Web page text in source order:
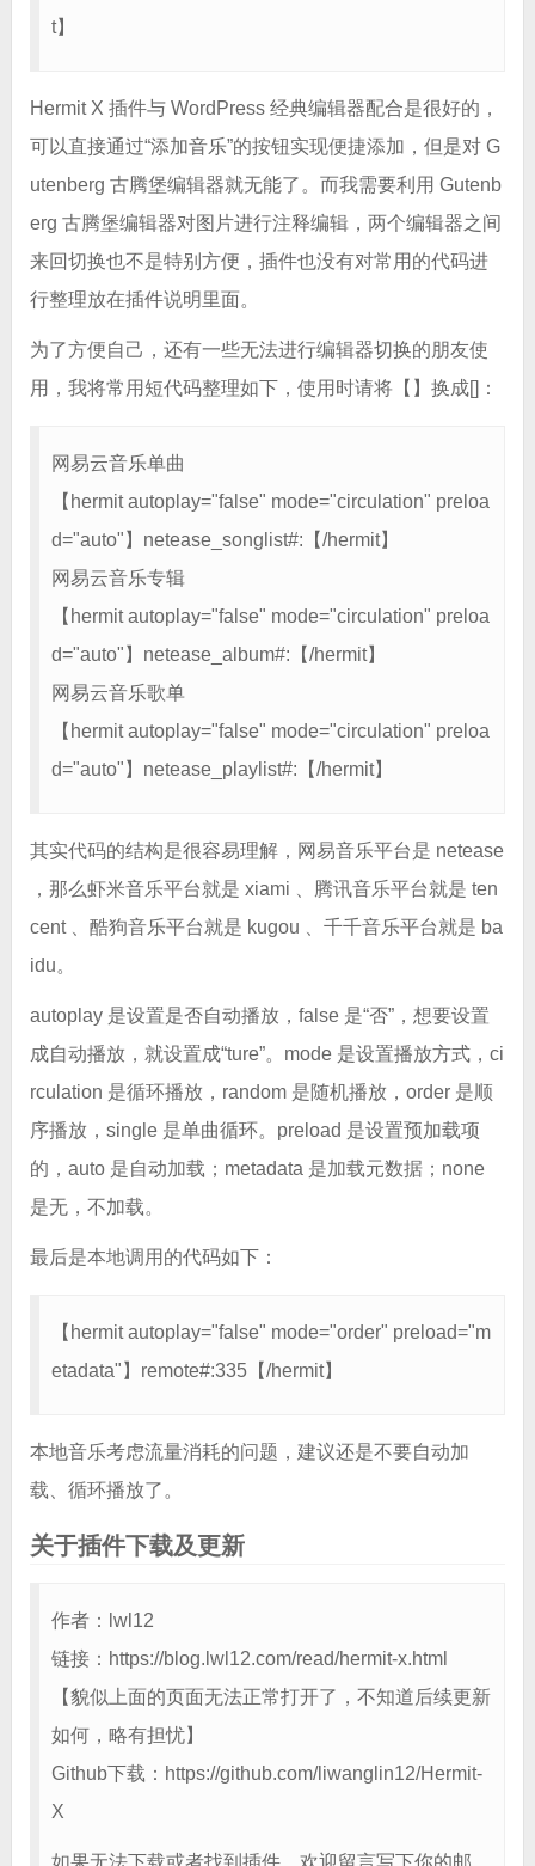
t】
Hermit X 插件与 WordPress 经典编辑器配合是很好的，
可以直接通过“添加音乐”的按钮实现便捷添加，但是对 G
utenberg 古腾堡编辑器就无能了。而我需要利用 Gutenb
erg 古腾堡编辑器对图片进行注释编辑，两个编辑器之间
来回切换也不是特别方便，插件也没有对常用的代码进
行整理放在插件说明里面。
为了方便自己，还有一些无法进行编辑器切换的朋友使
用，我将常用短代码整理如下，使用时请将【】换成[]：
网易云音乐单曲
【hermit autoplay="false" mode="circulation" preloa
d="auto"】netease_songlist#:【/hermit】
网易云音乐专辑
【hermit autoplay="false" mode="circulation" preloa
d="auto"】netease_album#:【/hermit】
网易云音乐歌单
【hermit autoplay="false" mode="circulation" preloa
d="auto"】netease_playlist#:【/hermit】
其实代码的结构是很容易理解，网易音乐平台是 netease
，那么虾米音乐平台就是 xiami 、腾讯音乐平台就是 ten
cent 、酷狗音乐平台就是 kugou 、千千音乐平台就是 ba
idu。
autoplay 是设置是否自动播放，false 是“否”，想要设置
成自动播放，就设置成“ture”。mode 是设置播放方式，ci
rculation 是循环播放，random 是随机播放，order 是顺
序播放，single 是单曲循环。preload 是设置预加载项
的，auto 是自动加载；metadata 是加载元数据；none
是无，不加载。
最后是本地调用的代码如下：
【hermit autoplay="false" mode="order" preload="m
etadata"】remote#:335【/hermit】
本地音乐考虑流量消耗的问题，建议还是不要自动加
载、循环播放了。
关于插件下载及更新
作者：lwl12
链接：https://blog.lwl12.com/read/hermit-x.html
【貌似上面的页面无法正常打开了，不知道后续更新
如何，略有担忧】
Github下载：https://github.com/liwanglin12/Hermit-
X
如果无法下载或者找到插件，欢迎留言写下你的邮